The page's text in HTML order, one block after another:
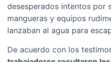
desesperados intentos por
mangueras y equipos
lanzaban al agua para
De acuerdo con los